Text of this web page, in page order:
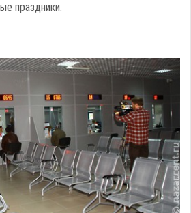
праздники.